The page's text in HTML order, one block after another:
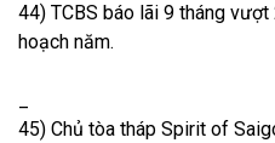
44) TCBS báo lãi 9 tháng
hoạch năm.
45) Chủ tòa tháp Spirit of